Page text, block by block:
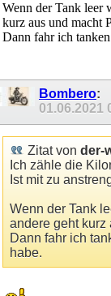
Wenn der Tank leer
kurz aus und macht
Dann fahr ich
Bombero:
01.06.2021
Zitat von der-
Ich zähle die
Ist mit zu
Wenn der Tank
andere geht kurz
Dann fahr ich
habe.